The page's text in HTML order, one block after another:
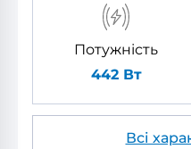
Потужність
442 Вт
Всі